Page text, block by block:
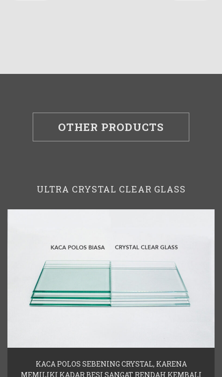
OTHER PRODUCTS
ULTRA CRYSTAL CLEAR GLASS
KACA POLOS SEBENING CRYSTAL, KARENA
MEMILIKI KADAR BESI SANGAT RENDAH KEMBALI